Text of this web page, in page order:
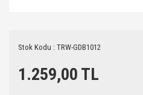
Stok Kodu : TRW-GDB1012
1.259,00 TL